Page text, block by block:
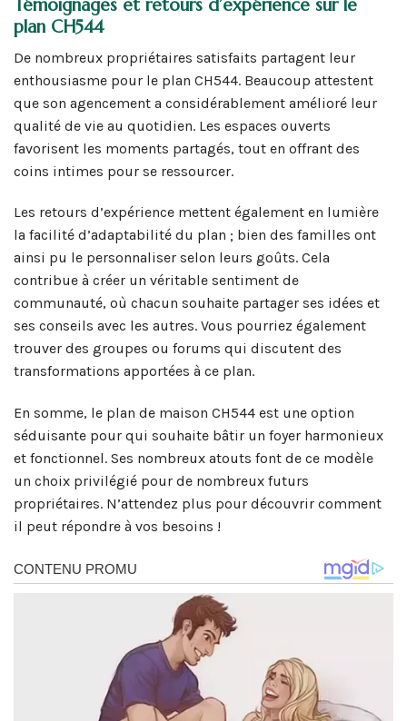
Témoignages et retours d’expérience sur le
plan CH544
De nombreux propriétaires satisfaits partagent leur
enthousiasme pour le plan CH544. Beaucoup attestent
que son agencement a considérablement amélioré leur
qualité de vie au quotidien. Les espaces ouverts
favorisent les moments partagés, tout en offrant des
coins intimes pour se ressourcer.
Les retours d’expérience mettent également en lumière
la facilité d’adaptabilité du plan ; bien des familles ont
ainsi pu le personnaliser selon leurs goûts. Cela
contribue à créer un véritable sentiment de
communauté, où chacun souhaite partager ses idées et
ses conseils avec les autres. Vous pourriez également
trouver des groupes ou forums qui discutent des
transformations apportées à ce plan.
En somme, le plan de maison CH544 est une option
séduisante pour qui souhaite bâtir un foyer harmonieux
et fonctionnel. Ses nombreux atouts font de ce modèle
un choix privilégié pour de nombreux futurs
propriétaires. N’attendez plus pour découvrir comment
il peut répondre à vos besoins !